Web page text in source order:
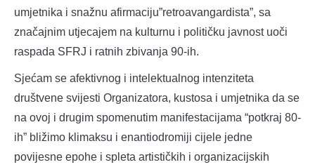
umjetnika i snažnu afirmaciju”retroavangardista”, sa
značajnim utjecajem na kulturnu i političku javnost uoči
raspada SFRJ i ratnih zbivanja 90-ih.
Sjećam se afektivnog i intelektualnog intenziteta
društvene svijesti Organizatora, kustosa i umjetnika da se
na ovoj i drugim spomenutim manifestacijama “potkraj 80-
ih” bližimo klimaksu i enantiodromiji cijele jedne
povijesne epohe i spleta artističkih i organizacijskih